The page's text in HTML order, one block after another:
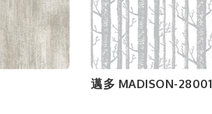
邁多 MADISON-28001